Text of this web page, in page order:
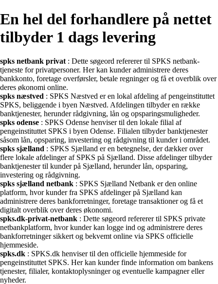
En hel del forhandlere på nettet
tilbyder 1 dags levering
spks netbank privat : Dette søgeord refererer til SPKS netbank-
tjeneste for privatpersoner. Her kan kunder administrere deres
bankkonto, foretage overførsler, betale regninger og få et overblik over
deres økonomi online.
spks næstved : SPKS Næstved er en lokal afdeling af pengeinstituttet
SPKS, beliggende i byen Næstved. Afdelingen tilbyder en række
banktjenester, herunder rådgivning, lån og opsparingsmuligheder.
spks odense : SPKS Odense henviser til den lokale filial af
pengeinstituttet SPKS i byen Odense. Filialen tilbyder banktjenester
såsom lån, opsparing, investering og rådgivning til kunder i området.
spks sjælland : SPKS Sjælland er en betegnelse, der dækker over
flere lokale afdelinger af SPKS på Sjælland. Disse afdelinger tilbyder
banktjenester til kunder på Sjælland, herunder lån, opsparing,
investering og rådgivning.
spks sjælland netbank : SPKS Sjælland Netbank er den online
platform, hvor kunder fra SPKS afdelinger på Sjælland kan
administrere deres bankforretninger, foretage transaktioner og få et
digitalt overblik over deres økonomi.
spks.dk-privat-netbank : Dette søgeord refererer til SPKS private
netbankplatform, hvor kunder kan logge ind og administrere deres
bankforretninger sikkert og bekvemt online via SPKS officielle
hjemmeside.
spks.dk : SPKS.dk henviser til den officielle hjemmeside for
pengeinstituttet SPKS. Her kan kunder finde information om bankens
tjenester, filialer, kontaktoplysninger og eventuelle kampagner eller
nyheder.